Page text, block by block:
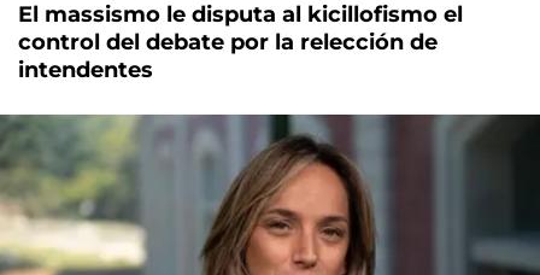
El massismo le disputa al kicillofismo el
control del debate por la relección de
intendentes